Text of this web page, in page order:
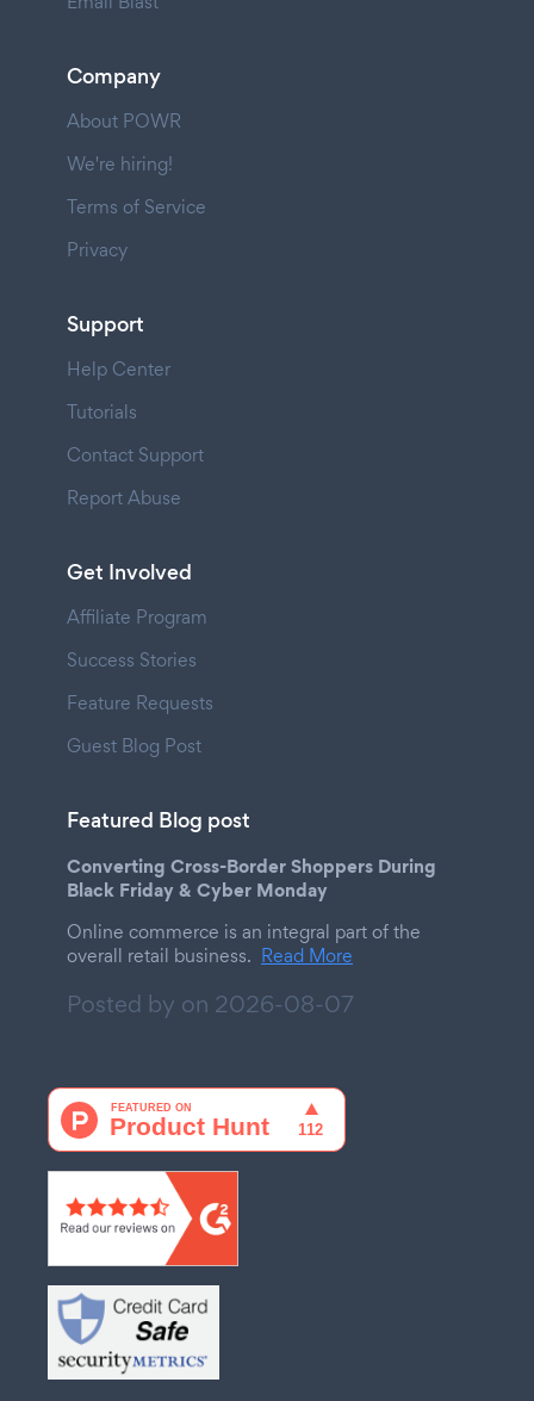
Company
About POWR
We're hiring!
Terms of Service
Privacy
Support
Help Center
Tutorials
Contact Support
Report Abuse
Get Involved
Affiliate Program
Success Stories
Feature Requests
Guest Blog Post
Featured Blog post
Converting Cross-Border Shoppers During
Black Friday & Cyber Monday
Online commerce is an integral part of the
overall retail business. Read More
Posted by on 2026-08-07